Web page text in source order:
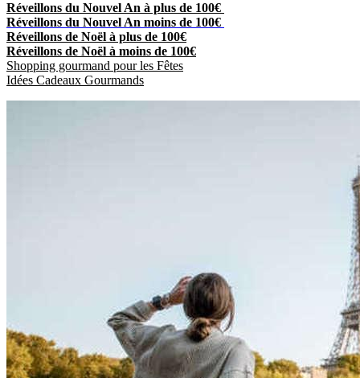
Réveillons du Nouvel An à plus de 100€
Réveillons du Nouvel An moins de 100€
Réveillons de Noël à plus de 100€
Réveillons de Noël à moins de 100€
Shopping gourmand pour les Fêtes
Idées Cadeaux Gourmands